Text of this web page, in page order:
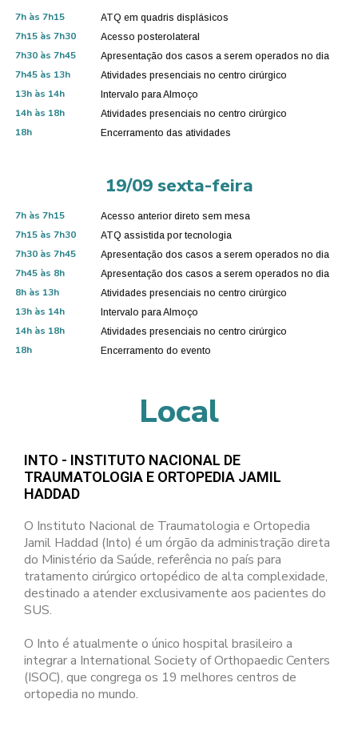
7h às 7h15 ATQ em quadris displásicos
7h15 às 7h30 Acesso posterolateral
7h30 às 7h45 Apresentação dos casos a serem operados no dia
7h45 às 13h Atividades presenciais no centro cirúrgico
13h às 14h Intervalo para Almoço
14h às 18h Atividades presenciais no centro cirúrgico
18h Encerramento das atividades
19/09 sexta-feira​
7h às 7h15 Acesso anterior direto sem mesa
7h15 às 7h30 ATQ assistida por tecnologia
7h30 às 7h45 Apresentação dos casos a serem operados no dia
7h45 às 8h Apresentação dos casos a serem operados no dia
8h às 13h Atividades presenciais no centro cirúrgico
13h às 14h Intervalo para Almoço
14h às 18h Atividades presenciais no centro cirúrgico
18h Encerramento do evento
Local
INTO - INSTITUTO NACIONAL DE
TRAUMATOLOGIA E ORTOPEDIA JAMIL
HADDAD
O Instituto Nacional de Traumatologia e Ortopedia
Jamil Haddad (Into) é um órgão da administração direta
do Ministério da Saúde, referência no país para
tratamento cirúrgico ortopédico de alta complexidade,
destinado a atender exclusivamente aos pacientes do
SUS.
O Into é atualmente o único hospital brasileiro a
integrar a International Society of Orthopaedic Centers
(ISOC), que congrega os 19 melhores centros de
ortopedia no mundo.